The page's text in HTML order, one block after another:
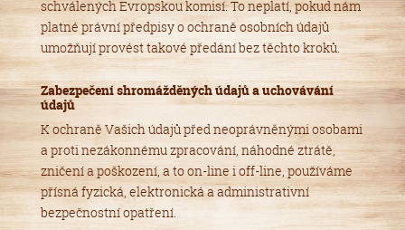
schválených Evropskou komisí. To neplatí, pokud nám
platné právní předpisy o ochraně osobních údajů
umožňují provést takové předání bez těchto kroků.
Zabezpečení shromážděných údajů a uchovávání
údajů
K ochraně Vašich údajů před neoprávněnými osobami
a proti nezákonnému zpracování, náhodné ztrátě,
zničení a poškození, a to on-line i off-line, používáme
přísná fyzická, elektronická a administrativní
bezpečnostní opatření.